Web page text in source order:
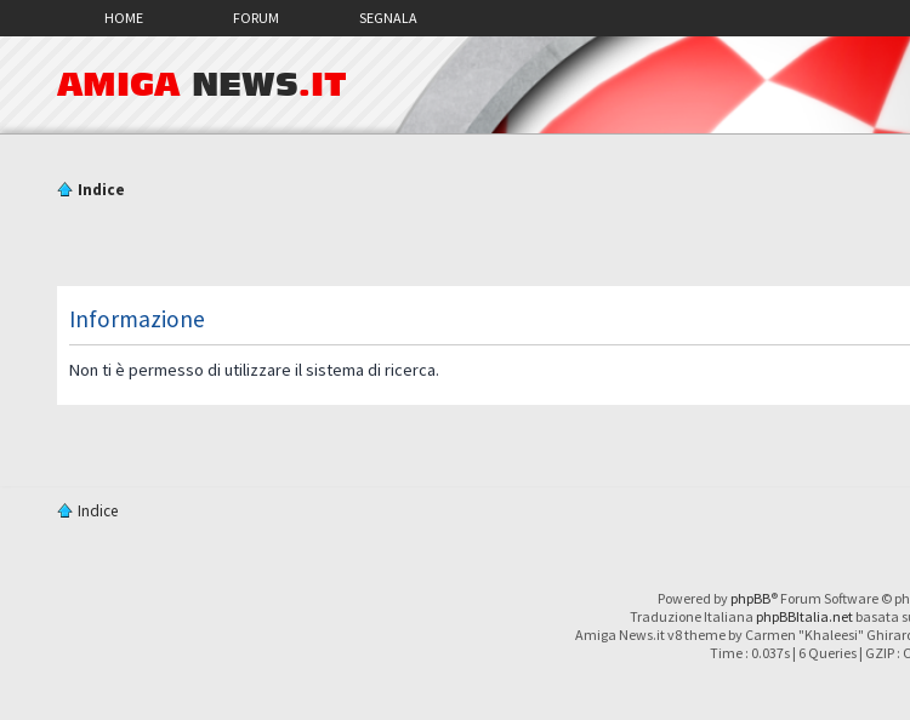
HOME FORUM SEGNALA
AMIGA NEWS.IT
Indice
Informazione
Non ti è permesso di utilizzare il sistema di ricerca.
Indice
Powered by phpBB® Forum Software ©
Traduzione Italiana phpBBItalia.netbasata
Amiga News.it v8 theme by Carmen "Khaleesi"
Time : 0.037s | 6 Queries | GZIP :